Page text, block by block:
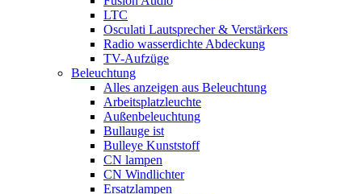
LTC
Osculati Lautsprecher & Verstärkers
Radio wasserdichte Abdeckung
TV-Aufzüge
Beleuchtung
Alles anzeigen aus Beleuchtung
Arbeitsplatzleuchte
Außenbeleuchtung
Bullauge ist
Bulleye Kunststoff
CN lampen
CN Windlichter
Ersatzlampen